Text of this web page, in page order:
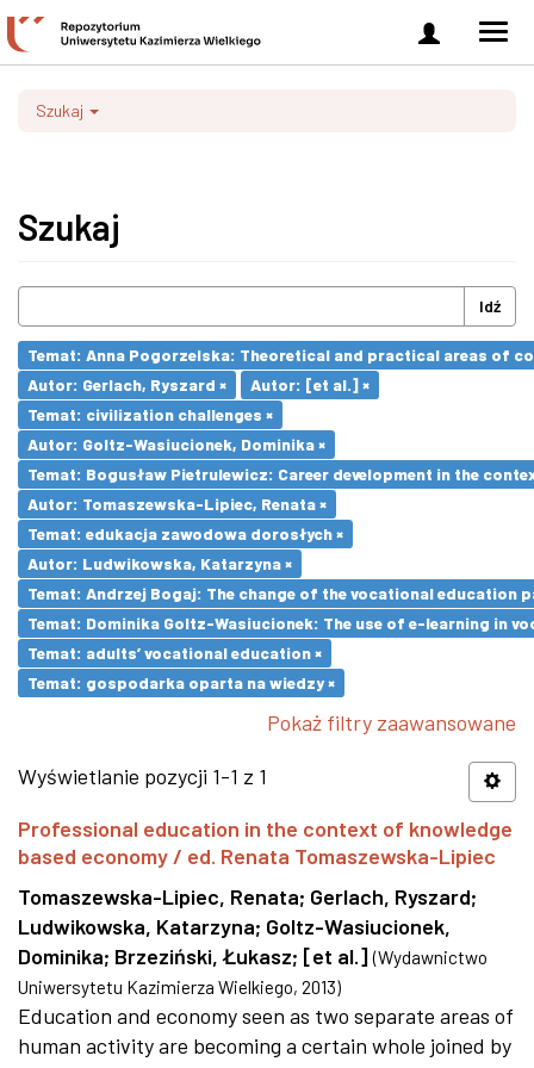
Zaloguj
się
Szukaj
Szukaj
Idź
Temat: Anna Pogorzelska: Theoretical and practical areas of
Autor: Gerlach, Ryszard ×
Autor: [et al.] ×
Temat: civilization challenges ×
Autor: Goltz-Wasiucionek, Dominika ×
Temat: Bogusław Pietrulewicz: Career development in the
Autor: Tomaszewska-Lipiec, Renata ×
Temat: edukacja zawodowa dorosłych ×
Autor: Ludwikowska, Katarzyna ×
Temat: Andrzej Bogaj: The change of the vocational education
Temat: Dominika Goltz-Wasiucionek: The use of e-learning in
Temat: adults’ vocational education ×
Temat: gospodarka oparta na wiedzy ×
Pokaż filtry zaawansowane
Wyświetlanie pozycji 1-1 z 1
Professional education in the context of knowledge
based economy / ed. Renata Tomaszewska-Lipiec
Tomaszewska-Lipiec, Renata; Gerlach, Ryszard;
Ludwikowska, Katarzyna; Goltz-Wasiucionek,
Dominika; Brzeziński, Łukasz; [et al.] (Wydawnictwo
Uniwersytetu Kazimierza Wielkiego, 2013)
Education and economy seen as two separate areas of
human activity are becoming a certain whole joined by